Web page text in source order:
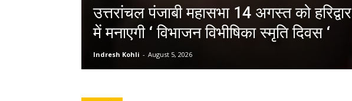
उत्तरांचल पंजाबी महासभा 14 अगस्त को हरिद्वार
में मनाएगी ‘ विभाजन विभीषिका स्मृति दिवस ‘
Indresh Kohli - August 5, 2026